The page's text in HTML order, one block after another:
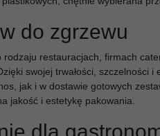
do zgrzewu
restauracjach, firmach
swojej trwałości, szczelności
jak i w dostawie gotowych
jakość i estetykę pakowania.
dla